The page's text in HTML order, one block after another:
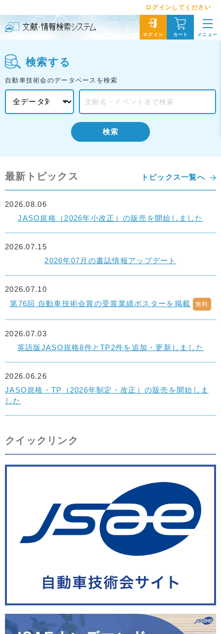
ログインしてください
ログイン カート メニュー
検索する
自動車技術会のデータベースを検索
検索
最新トピックス トピックス一覧へ
JASO規格（2026年小改正）の販売を開始しました
2026.08.06
2026年07月の書誌情報アップデート
2026.07.15
第76回 自動車技術会賞の受賞業績ポスターを掲載 無料
2026.07.10
英語版JASO規格8件とTP2件を追加・更新しました
2026.07.03
JASO規格・TP（2026年制定・改正）の販売を開始しま
した
2026.06.26
クイックリンク